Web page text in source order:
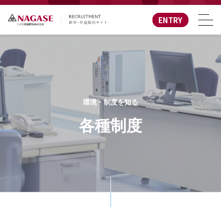
ENTRY
環境・制度を知る
各種制度